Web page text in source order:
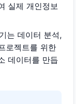
실제 개인정보
는 데이터 분석,
로젝트를 위한
데이터를 만듭